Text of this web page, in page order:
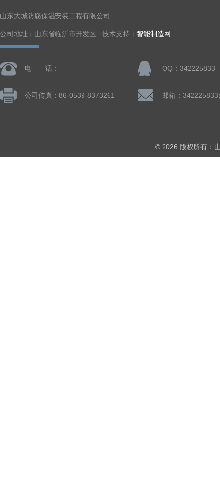
山东大城防腐保温安装工程有限公司
公司地址：山东省临沂市开发区 技术支持： 智能制造网
电 话： QQ：342225833
公司传真：86-0539-8373261 邮箱：
© 2026 版权所有：